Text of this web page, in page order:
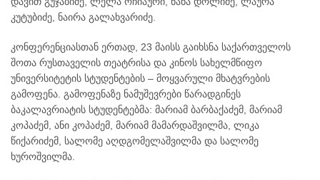
კუტუბიძე, ნაირა გალახვარიძე.
კონფერენციასთან ერთად, 23 მაისს გაიხსნა საქართველოს
შოთა რუსთაველის თეატრისა და კინოს სახელმწიფო
უნივერსიტეტის სტუდენტების – მოყვარული მხატვრების
გამოფენა. გამოფენაზე ნამუშევრები წარადგინეს
ბაკალავრიატის სტუდენტებმა: მარიამ ბარბაქაძემ, მარიამ
კოპაძემ, ანი კოპაძემ, მარიამ მამარდაშვილმა, ლიკა
წიქარიძემ, სალომე აღდგომელაშვილმა და სალომე
ხუროშვილმა.